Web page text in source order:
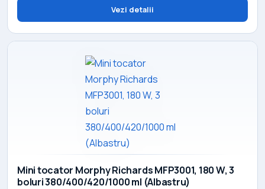
Vezi detalii
Mini tocator Morphy Richards MFP3001, 180 W, 3
boluri 380/400/420/1000 ml (Albastru)